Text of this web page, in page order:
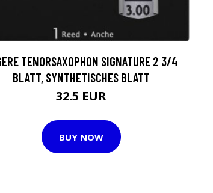
TENORSAXOPHON SIGNATURE 2 3/4
BLATT, SYNTHETISCHES BLATT
32.5 EUR
BUY NOW